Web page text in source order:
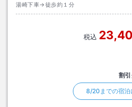
湯崎下車→徒歩約１分
税込
割
8/20までの宿泊